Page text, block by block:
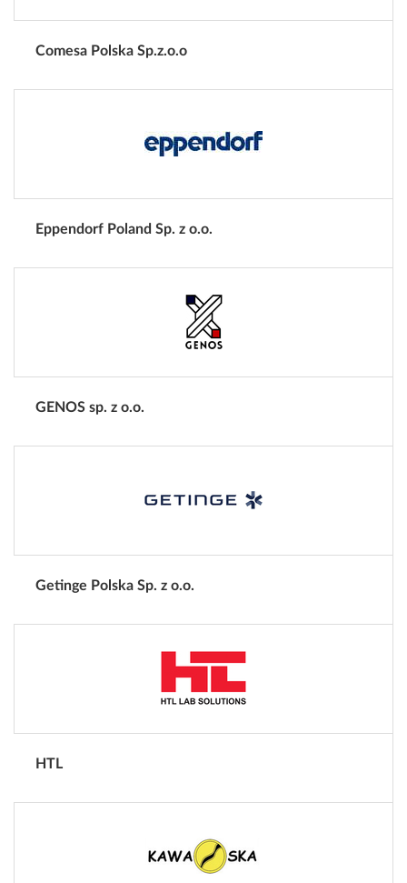
Comesa Polska Sp.z.o.o
Eppendorf Poland Sp. z o.o.
GENOS sp. z o.o.
Getinge Polska Sp. z o.o.
HTL